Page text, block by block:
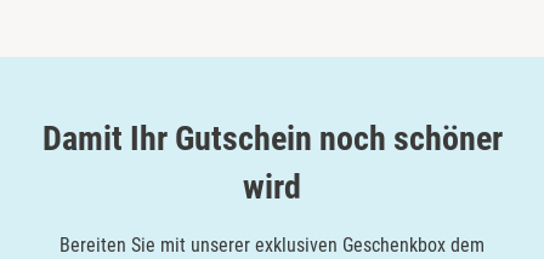
Damit Ihr Gutschein noch schöner
wird
Bereiten Sie mit unserer exklusiven Geschenkbox dem